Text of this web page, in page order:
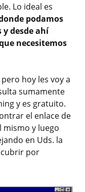
Lo ideal es
podamos
desde ahí
necesitemos
hoy les voy a
sumamente
y es gratuito.
el enlace de
mismo y luego
en Uds. la
por